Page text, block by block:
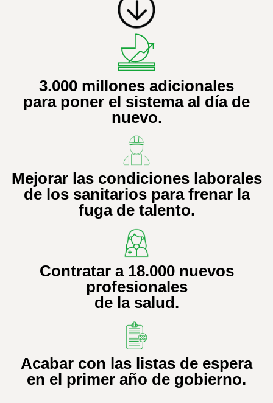
3.000 millones adicionales
para poner el sistema al día de
nuevo.
Mejorar las condiciones laborales
de los sanitarios para frenar la
fuga de talento.
Contratar a 18.000 nuevos
profesionales
de la salud.
Acabar con las listas de espera
en el primer año de gobierno.